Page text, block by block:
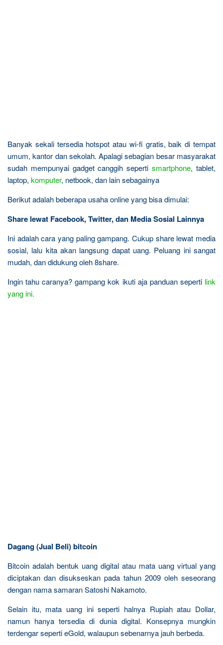
Banyak sekali tersedia hotspot atau wi-fi gratis, baik di tempat
umum, kantor dan sekolah. Apalagi sebagian besar masyarakat
sudah mempunyai gadget canggih sepertismartphone, tablet,
laptop, komputer, netbook, dan lain sebagainya
Berikut adalah beberapa usaha online yang bisa dimulai:
Share lewat Facebook, Twitter, dan Media Sosial Lainnya
Ini adalah cara yang paling gampang. Cukup share lewat media
sosial, lalu kita akan langsung dapat uang. Peluang ini sangat
mudah, dan didukung oleh 8share.
Ingin tahu caranya? gampang kok ikuti aja panduan seperti link
yang ini.
Dagang (Jual Beli) bitcoin
Bitcoin adalah bentuk uang digital atau mata uang virtual yang
diciptakan dan disukseskan pada tahun 2009 oleh seseorang
dengan nama samaran Satoshi Nakamoto.
Selain itu, mata uang ini seperti halnya Rupiah atau Dollar,
namun hanya tersedia di dunia digital. Konsepnya mungkin
terdengar seperti eGold, walaupun sebenarnya jauh berbeda.